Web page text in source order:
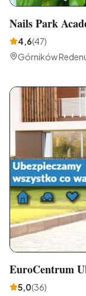
Nails Park
4,6(47)
Górników
EuroCentrum
5,0(36)